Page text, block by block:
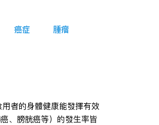
癌症
腫瘤
者的身體健康能發揮有效
、膀胱癌等）的發生率皆